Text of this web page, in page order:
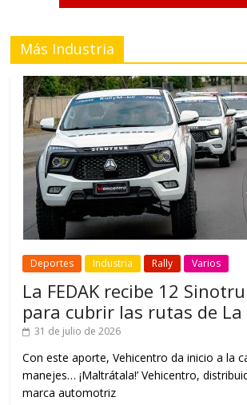
Más Industria
Deportes Industria Rally Varios
La FEDAK recibe 12
para cubrir las rutas de La
31 de julio de 2026
Con este aporte, Vehicentro da inicio a la
manejes… ¡Maltrátala!’ Vehicentro,
marca automotriz